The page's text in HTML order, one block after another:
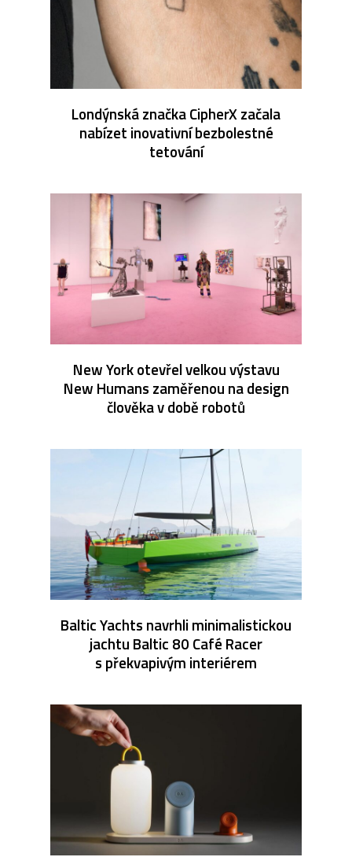
Londýnská značka CipherX začala
nabízet inovativní bezbolestné
tetování
New York otevřel velkou výstavu
New Humans zaměřenou na design
člověka v době robotů
Baltic Yachts navrhli minimalistickou
jachtu Baltic 80 Café Racer
s překvapivým interiérem